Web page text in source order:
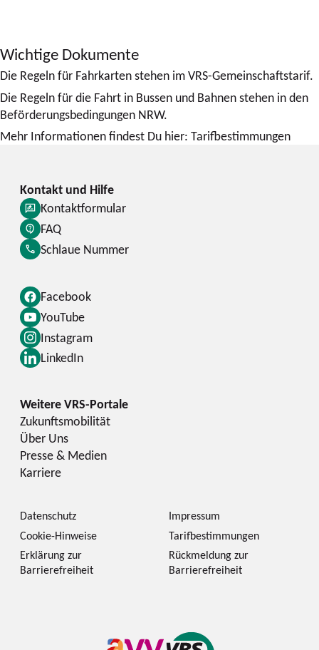
Wichtige Dokumente
Die Regeln für Fahrkarten stehen im VRS-Gemeinschaftstarif.
Die Regeln für die Fahrt in Bussen und Bahnen stehen in den
Beförderungsbedingungen NRW.
Mehr Informationen findest Du hier: Tarifbestimmungen
Facebook
YouTube
Instagram
LinkedIn
Kontaktformular
FAQ
Schlaue Nummer
Zukunftsmobilität
Über Uns
Presse & Medien
Karriere
Datenschutz
Impressum
Cookie-Hinweise
Tarifbestimmungen
Erklärung zur
Barrierefreiheit
Rückmeldung zur
Barrierefreiheit